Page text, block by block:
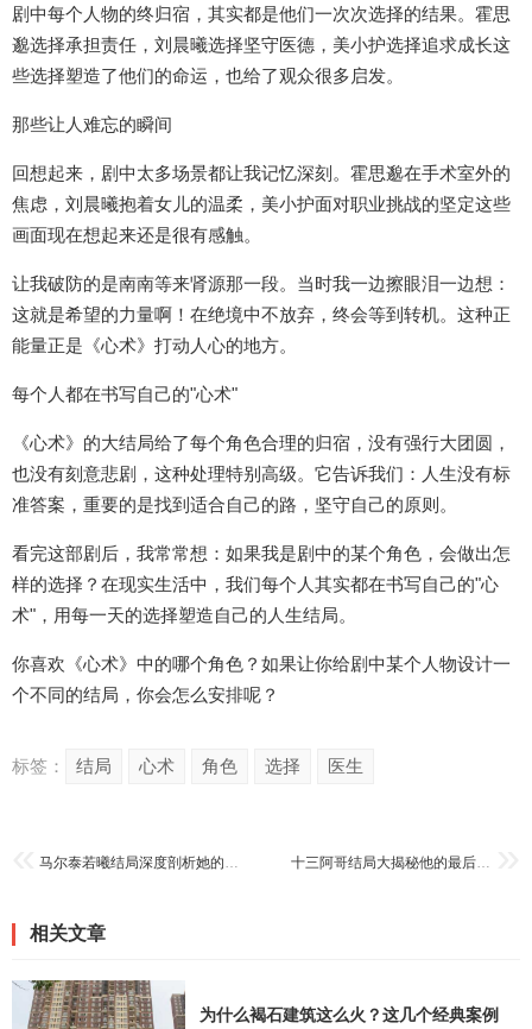
剧中每个人物的终归宿，其实都是他们一次次选择的结果。霍思
邈选择承担责任，刘晨曦选择坚守医德，美小护选择追求成长这
些选择塑造了他们的命运，也给了观众很多启发。
那些让人难忘的瞬间
回想起来，剧中太多场景都让我记忆深刻。霍思邈在手术室外的
焦虑，刘晨曦抱着女儿的温柔，美小护面对职业挑战的坚定这些
画面现在想起来还是很有感触。
让我破防的是南南等来肾源那一段。当时我一边擦眼泪一边想：
这就是希望的力量啊！在绝境中不放弃，终会等到转机。这种正
能量正是《心术》打动人心的地方。
每个人都在书写自己的"心术"
《心术》的大结局给了每个角色合理的归宿，没有强行大团圆，
也没有刻意悲剧，这种处理特别高级。它告诉我们：人生没有标
准答案，重要的是找到适合自己的路，坚守自己的原则。
看完这部剧后，我常常想：如果我是剧中的某个角色，会做出怎
样的选择？在现实生活中，我们每个人其实都在书写自己的"心
术"，用每一天的选择塑造自己的人生结局。
你喜欢《心术》中的哪个角色？如果让你给剧中某个人物设计一
个不同的结局，你会怎么安排呢？
标签： 结局 心术 角色 选择 医生
马尔泰若曦结局深度剖析她的爱情与命运 十三阿哥结局大揭秘他的最后时光
相关文章
为什么褐石建筑这么火？这几个经典案例